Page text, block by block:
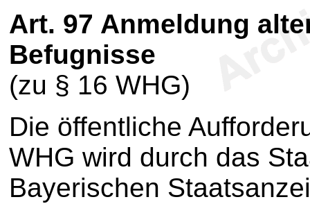
Art. 97 Anmeldung
Befugnisse
(zu § 16 WHG)
Die öffentliche
WHG wird durch das
Bayerischen